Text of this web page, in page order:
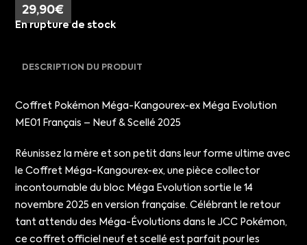
29,90€
En rupture de stock
DESCRIPTION DU PRODUIT
Coffret Pokémon Méga-Kangourex-ex Méga Evolution
ME01 Français – Neuf & Scellé 2025
Réunissez la mère et son petit dans leur forme ultime avec
le Coffret Méga-Kangourex-ex, une pièce collector
incontournable du bloc Méga Evolution sortie le 14
novembre 2025 en version française. Célébrant le retour
tant attendu des Méga-Évolutions dans le JCC Pokémon,
ce coffret officiel neuf et scellé est parfait pour les